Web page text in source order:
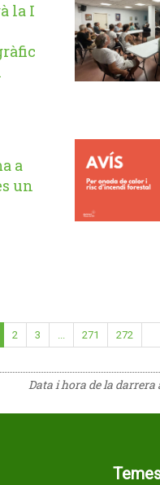
la I
a
un
2 3 ... 271 272
Data i hora de la